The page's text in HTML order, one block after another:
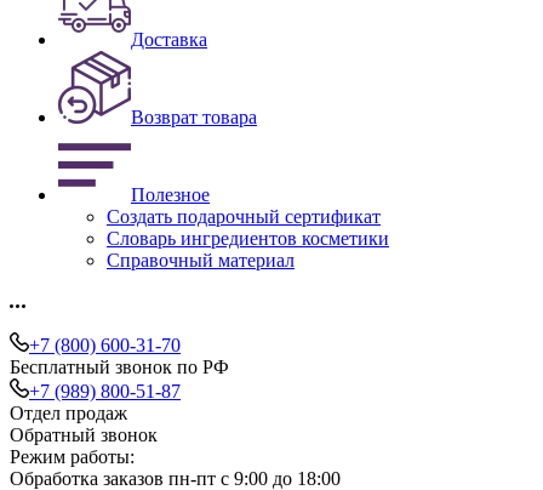
Доставка
Возврат товара
Полезное
Создать подарочный сертификат
Словарь ингредиентов косметики
Справочный материал
+7 (800) 600-31-70
Бесплатный звонок по РФ
+7 (989) 800-51-87
Отдел продаж
Обратный звонок
Режим работы:
Обработка заказов пн-пт с 9:00 до 18:00